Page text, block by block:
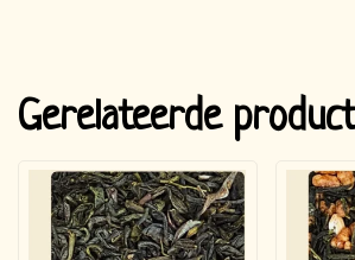
Gerelateerde